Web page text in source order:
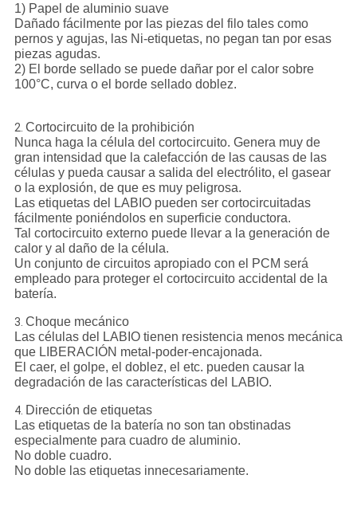
1) Papel de aluminio suave
Dañado fácilmente por las piezas del filo tales como
pernos y agujas, las Ni-etiquetas, no pegan tan por esas
piezas agudas.
2) El borde sellado se puede dañar por el calor sobre
100°C, curva o el borde sellado doblez.
2. Cortocircuito de la prohibición
Nunca haga la célula del cortocircuito. Genera muy de
gran intensidad que la calefacción de las causas de las
células y pueda causar a salida del electrólito, el gasear
o la explosión, de que es muy peligrosa.
Las etiquetas del LABIO pueden ser cortocircuitadas
fácilmente poniéndolos en superficie conductora.
Tal cortocircuito externo puede llevar a la generación de
calor y al daño de la célula.
Un conjunto de circuitos apropiado con el PCM será
empleado para proteger el cortocircuito accidental de la
batería.
3. Choque mecánico
Las células del LABIO tienen resistencia menos mecánica
que LIBERACIÓN metal-poder-encajonada.
El caer, el golpe, el doblez, el etc. pueden causar la
degradación de las características del LABIO.
4. Dirección de etiquetas
Las etiquetas de la batería no son tan obstinadas
especialmente para cuadro de aluminio.
No doble cuadro.
No doble las etiquetas innecesariamente.